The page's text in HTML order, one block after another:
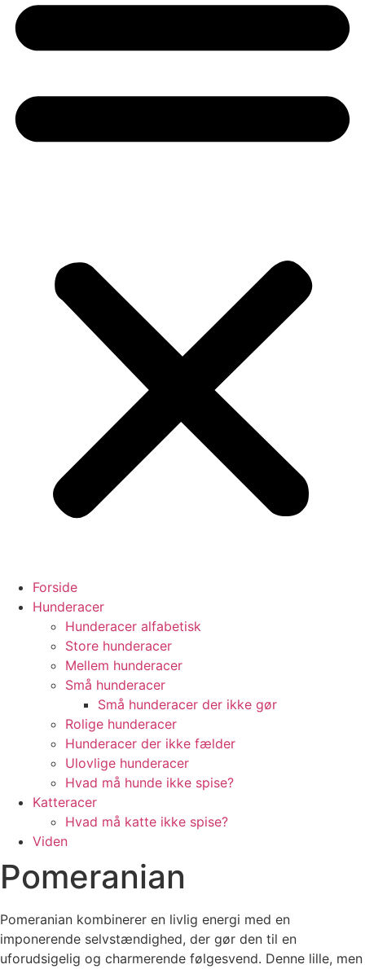
Forside
Hunderacer
Hunderacer alfabetisk
Store hunderacer
Mellem hunderacer
Små hunderacer
Små hunderacer der ikke gør
Rolige hunderacer
Hunderacer der ikke fælder
Ulovlige hunderacer
Hvad må hunde ikke spise?
Katteracer
Hvad må katte ikke spise?
Viden
Pomeranian
Pomeranian kombinerer en livlig energi med en
imponerende selvstændighed, der gør den til en
uforudsigelig og charmerende følgesvend. Denne lille, men